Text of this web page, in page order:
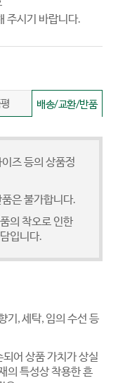
주시기 바랍니다.
배송/교환/반품
즈 등의 상품정
은 불가합니다.
의 착오로 인한
입니다.
기, 세탁, 임의 수선 등
어 상품 가치가 상실
의 특성상 착용한 흔